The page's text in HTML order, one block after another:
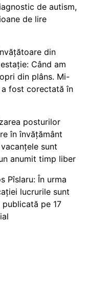
de autism,
de lire
din
Când am
din plâns. Mi-
a fost corectată în
posturilor
în învățământ
sunt
anumit timp liber
Pîslaru: În urma
lucrurile sunt
pe 17